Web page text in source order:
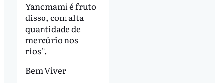
Yanomami é fruto
disso, com alta
quantidade de
mercúrio nos
rios”.
Bem Viver